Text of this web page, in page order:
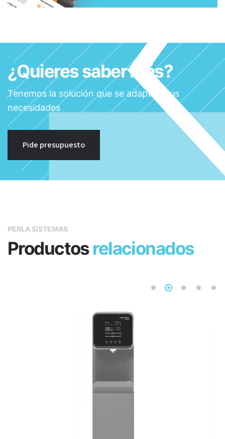
¿Quieres saber más?
Tenemos la solución que se adapta a tus
necesidades
Pide presupuesto
PERLA SISTEMAS
Productosrelacionados